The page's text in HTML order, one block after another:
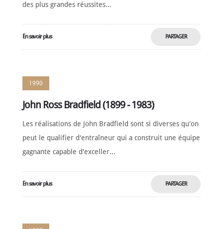
des plus grandes réussites...
En savoir plus PARTAGER
1990
John Ross Bradfield (1899 - 1983)
Les réalisations de John Bradfield sont si diverses qu'on
peut le qualifier d'entraîneur qui a construit une équipe
gagnante capable d'exceller...
En savoir plus PARTAGER